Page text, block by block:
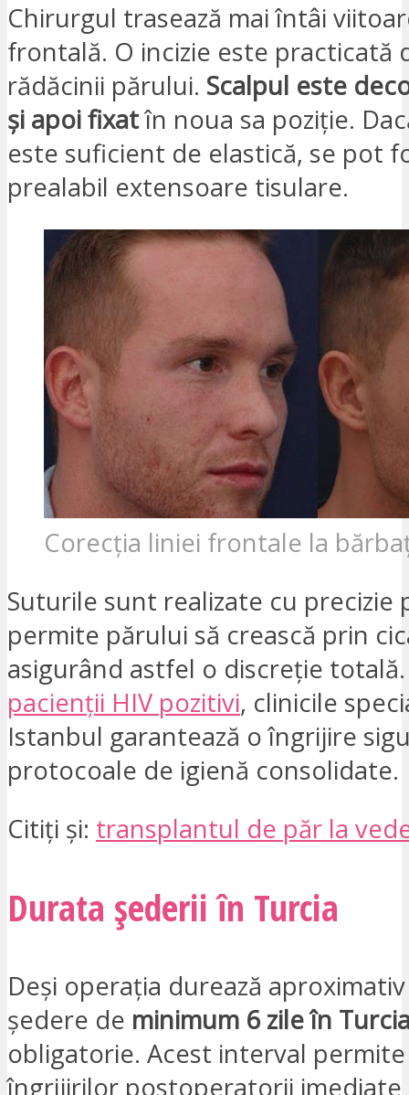
Chirurgul trasează mai întâi
frontală. O incizie este practicată
rădăcinii părului. Scalpul este
și apoi fixatîn noua sa poziție.
este suficient de elastică, se pot
prealabil extensoare tisulare.
Corecția liniei frontale la
Suturile sunt realizate cu precizie
permite părului să crească prin
asigurând astfel o discreție
pacienții HIV pozitivi, clinicile
Istanbul garantează o îngrijire
protocoale de igienă consolidate.
Citiți și: transplantul de păr la
Durata șederii în Turcia
Deși operația durează
ședere de minimum 6 zile în
obligatorie. Acest interval
îngrijirilor postoperatorii imediate